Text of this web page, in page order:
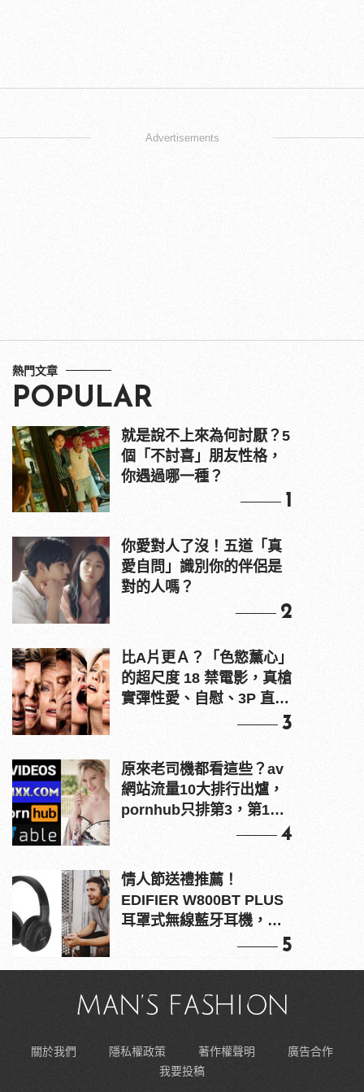
Advertisements
熱門文章
POPULAR
就是說不上來為何討厭？5
個「不討喜」朋友性格，
你遇過哪一種？
1
你愛對人了沒！五道「真
愛自問」識別你的伴侶是
對的人嗎？
2
比A片更Ａ？「色慾薰心」
的超尺度 18 禁電影，真槍
實彈性愛、自慰、3P 直接
3
原來老司機都看這些？av
網站流量10大排行出爐，
pornhub只排第3，第1名
4
情人節送禮推薦！
EDIFIER W800BT PLUS
耳罩式無線藍牙耳機，在
5
關於我們 隱私權政策 著作權聲明
廣告合作
我要投稿